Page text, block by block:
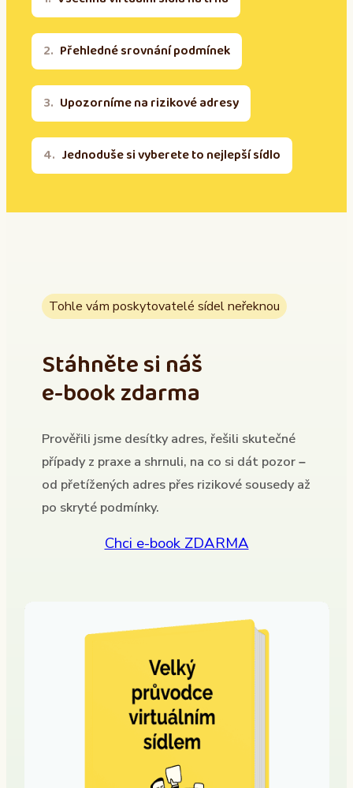
Přehledné srovnání podmínek
Upozorníme na rizikové adresy
Jednoduše si vyberete to nejlepší sídlo
Tohle vám poskytovatelé sídel neřeknou
Stáhněte si náš
e-book zdarma
Prověřili jsme desítky adres, řešili skutečné
případy z praxe a shrnuli, na co si dát pozor –
od přetížených adres přes rizikové sousedy až
po skryté podmínky.
Chci e-book ZDARMA